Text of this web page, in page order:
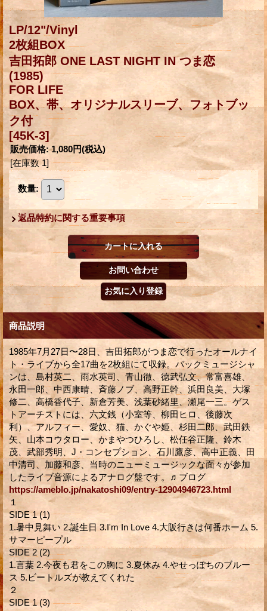
LP/12"/Vinyl
2枚組BOX
吉田拓郎 ONE LAST NIGHT IN つま恋
(1985)
FOR LIFE
BOX、帯、オリジナルスリーブ、フォトブッ
ク付
[45K-3]
販売価格: 1,080円(税込)
[在庫数 1]
数量:
返品特約に関する重要事項
商品説明
1985年7月27日〜28日、吉田拓郎がつま恋で行ったオールナイ
ト・ライブから全17曲を2枚組にて収録。バックミュージシャ
ンは、島村英二、雨水英司、青山徹、徳武弘文、常富喜雄、
永田一郎、中西康晴、斉藤ノブ、高野正幹、浜田良美、大塚
修二、高橋香代子、新倉芳美、浅葉砂緒里、瀬尾一三。ゲス
トアーチストには、六文銭（小室等、柳田ヒロ、後藤次
利）、アルフィー、愛奴、猫、かぐや姫、杉田二郎、武田鉄
矢、山本コウタロー、かまやつひろし、松任谷正隆、鈴木
茂、武部秀明、J・コンセプション、石川鷹彦、高中正義、田
中清司、加藤和彦、当時のニューミュージックな面々が参加
したライブ音源によるアナログ盤です。♬ブログ
https://ameblo.jp/nakatoshi09/entry-12904946723.html
１
SIDE 1 (1)
1.暑中見舞い 2.誕生日 3.I'm In Love 4.大阪行きは何番ホーム 5.
サマーピープル
SIDE 2 (2)
1.言葉 2.今夜も君をこの胸に 3.夏休み 4.やせっぽちのブルー
ス 5.ビートルズが教えてくれた
２
SIDE 1 (3)